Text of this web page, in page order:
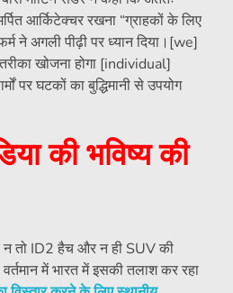
आर्किटेक्चर रखना “ग्राहकों के लिए
ने अगली पीढ़ी पर ध्यान दिया।[we]
खोजना होगा [individual]
पर घटकों का बुद्धिमानी से उपयोग
की भविष्य की
न तो ID2 हैच और न ही SUV की
में भारत में इसकी तलाश कर रहा